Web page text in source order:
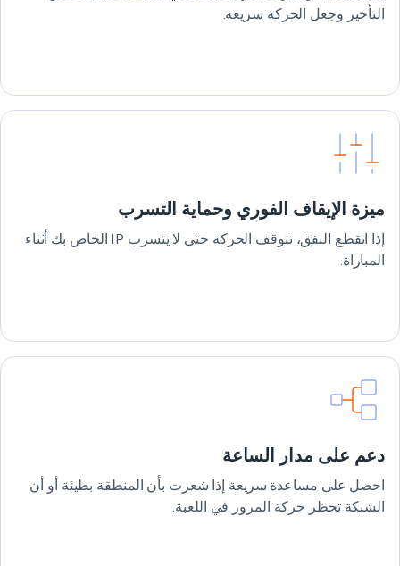
التأخير وجعل الحركة سريعة.
ميزة الإيقاف الفوري وحماية التسرب
إذا انقطع النفق، تتوقف الحركة حتى لا يتسرب IP الخاص بك أثناء
المباراة.
دعم على مدار الساعة
احصل على مساعدة سريعة إذا شعرت بأن المنطقة بطيئة أو أن
الشبكة تحظر حركة المرور في اللعبة.